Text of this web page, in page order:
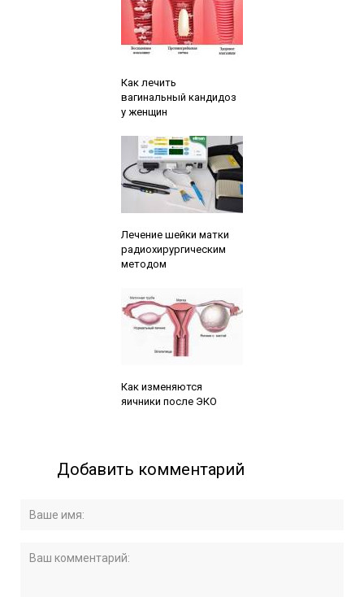
Как лечить
вагинальный кандидоз
у женщин
Лечение шейки матки
радиохирургическим
методом
Как изменяются
яичники после ЭКО
Добавить комментарий